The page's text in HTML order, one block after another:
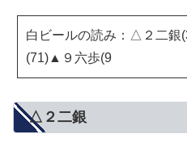
白ビールの読み：△２二
(71)▲９六歩(9
△２二銀